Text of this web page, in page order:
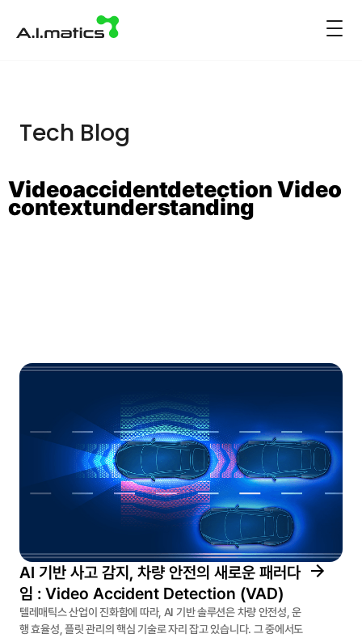
Tech Blog
Videoaccidentdetection Video
Contextunderstanding
AI 기반 사고 감지, 차량 안전의 새로운 패러다
임 : Video Accident Detection (VAD)
텔레매틱스 산업이 진화함에 따라, AI 기반 솔루션은 차량 안전성, 운
행 효율성, 플릿 관리의 핵심 기술로 자리 잡고 있습니다. 그 중에서도